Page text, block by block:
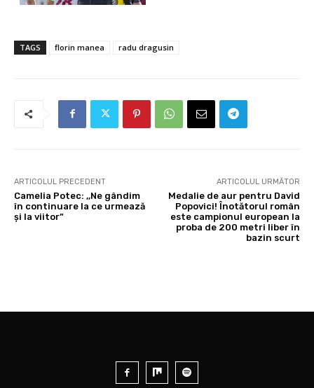
TAGS florin manea radu dragusin
ARTICOLUL PRECEDENT
Camelia Potec: ,,Ne gândim
în continuare la ce urmează
și la viitor”
ARTICOLUL URMĂTOR
Medalie de aur pentru David
Popovici! Înotătorul român
este campionul european la
proba de 200 metri liber în
bazin scurt